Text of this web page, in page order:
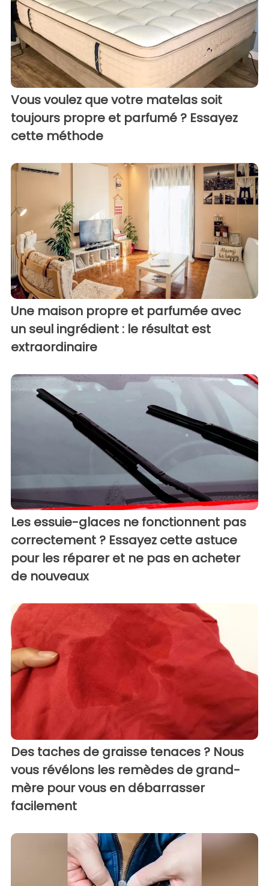
Vous voulez que votre matelas soit
toujours propre et parfumé ? Essayez
cette méthode
Une maison propre et parfumée avec
un seul ingrédient : le résultat est
extraordinaire
Les essuie-glaces ne fonctionnent pas
correctement ? Essayez cette astuce
pour les réparer et ne pas en acheter
de nouveaux
Des taches de graisse tenaces ? Nous
vous révélons les remèdes de grand-
mère pour vous en débarrasser
facilement